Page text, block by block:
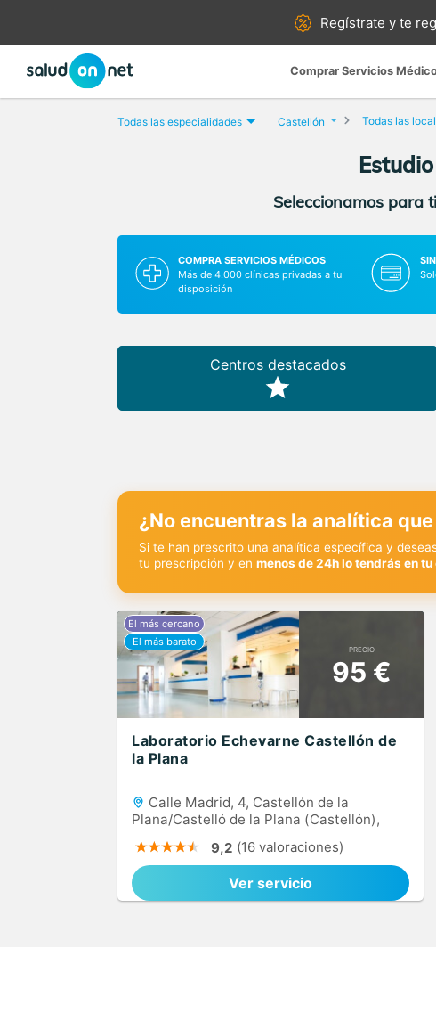
Regístrate yte
Comprar Servicios
Todas las especialidades Castellón Todas las
Seleccionamos para
COMPRA SERVICIOS MÉDICOS
Más de 4.000 clínicas privadas a tu
disposición
Centros destacados
¿No encuentras la analítica
Si te han prescrito una analítica específica y
tu prescripción y en menos de 24h lo tendrás en tu
PRECIO
95 €
Laboratorio Echevarne Castellón de
la Plana
Calle Madrid, 4, Castellón de la
Plana/Castelló de la Plana (Castellón),
9,2 (16 valoraciones)
Ver servicio